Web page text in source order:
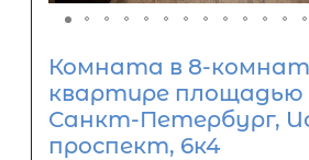
Комната в 8-
квартире площадью
Санкт-Петербург,
проспект, 6к4